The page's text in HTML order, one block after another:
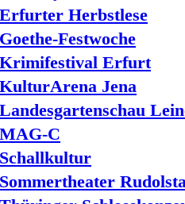
Erfurter Herbstlese
Goethe-Festwoche
Krimifestival Erfurt
KulturArena Jena
Landesgartenschau
MAG-C
Schallkultur
Sommertheater